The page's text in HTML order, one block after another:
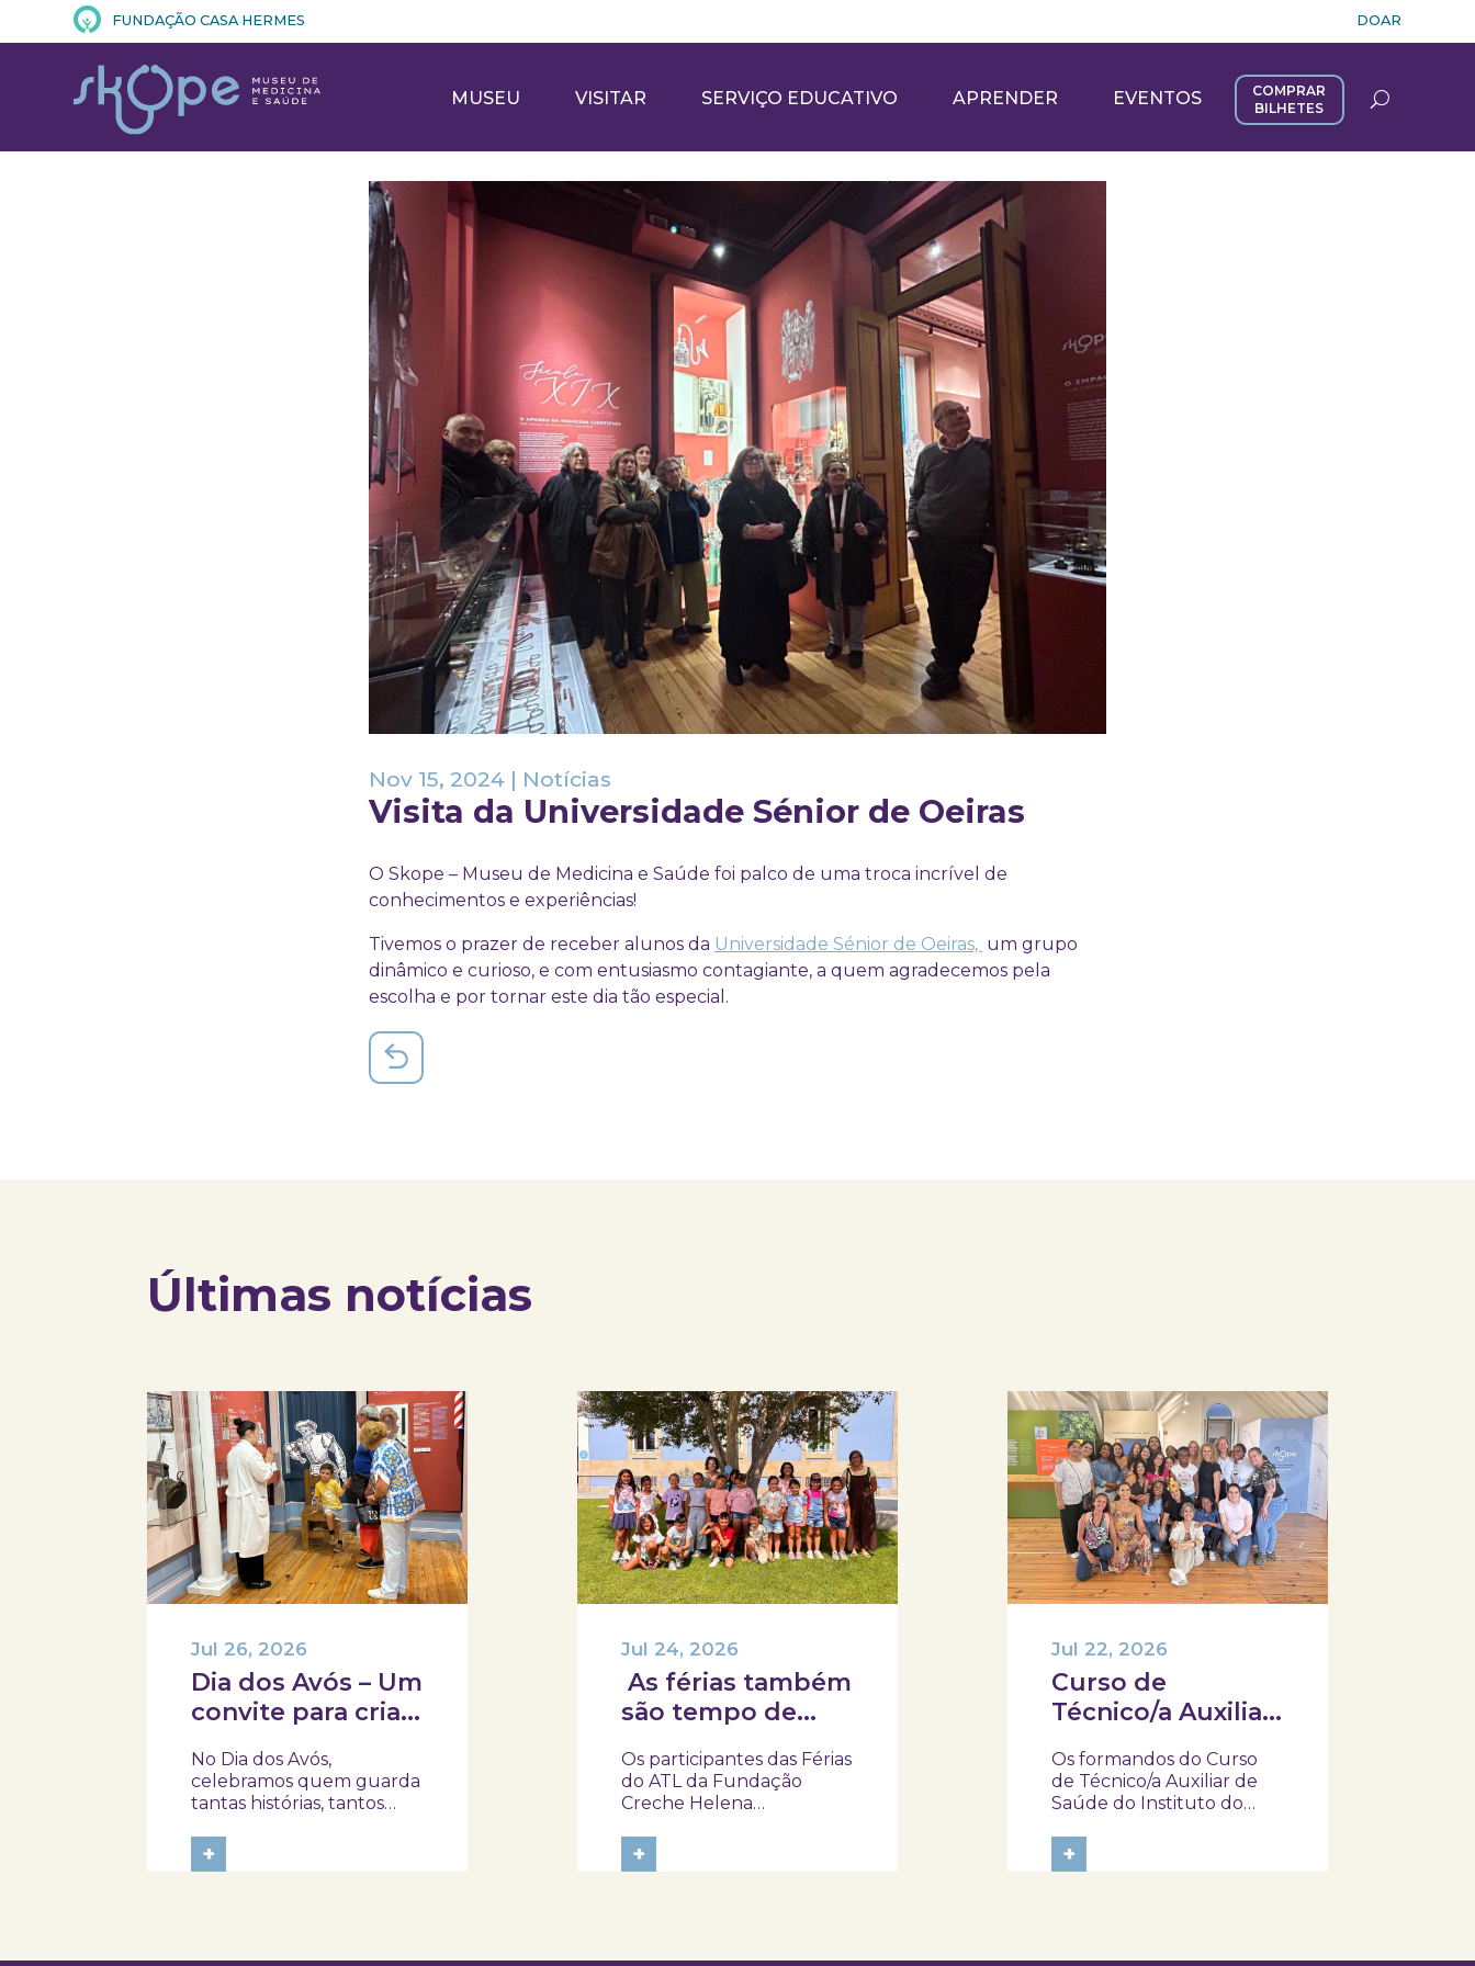
FUNDAÇÃO CASA HERMES DOAR
MUSEU VISITAR SERVIÇO EDUCATIVO APRENDER EVENTOS
COMPRAR
BILHETES
Visita da Universidade Sénior de Oeiras
Nov 15, 2024 | Notícias
O Skope – Museu de Medicina e Saúde foi palco de uma troca incrível de
conhecimentos e experiências!
Tivemos o prazer de receber alunos da Universidade Sénior de Oeiras, um grupo
dinâmico e curioso, e com entusiasmo contagiante, a quem agradecemos pela
escolha e por tornar este dia tão especial.
Últimas notícias
Dia dos Avós – Um
convite para criar
família!
Jul 26, 2026
No Dia dos Avós,
celebramos quem guarda
tantas histórias, tantos
ensinamentos. Porque
este ano o dia 26 de julho
avós e netos a viverem
+
As férias também
são tempo de
aprendizagens!
Jul 24, 2026
Os participantes das Férias
do ATL da Fundação
Creche Helena
do 1.º ao 4.º ano, visitaram o
SKOPE – Museu de
medicina e da saúde. Foi
+
Curso de
Técnico/a Auxiliar
visitaram e
participaram na
atividade “Pela
minha rica saúde”
Jul 22, 2026
Os formandos do Curso
de Técnico/a Auxiliar de
Saúde do Instituto do
Profissional
(IEFP) visitaram o SKOPE –
Saúde”. Ao longo da
+